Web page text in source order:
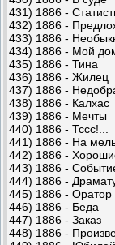
431) 1886 -
432) 1886 -
433) 1886 -
434) 1886 - Мой
435) 1886 - Тина
436) 1886 - Жилец
437) 1886 -
438) 1886 - Калхас
439) 1886 - Мечты
440) 1886 - Тссс!...
441) 1886 - На
442) 1886 -
443) 1886 -
444) 1886 -
445) 1886 - Оратор
446) 1886 - Беда
447) 1886 - Заказ
448) 1886 -